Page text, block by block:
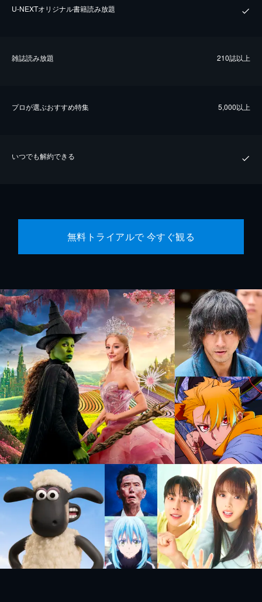
U-NEXTオリジナル書籍読み放題
雑誌読み放題 210誌以上
プロが選ぶおすすめ特集 5,000以上
いつでも解約できる
無料トライアルで 今すぐ観る